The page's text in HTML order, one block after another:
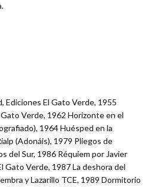
Ediciones El Gato Verde, 1955
Verde, 1962 Horizonte en el
1964 Huésped en la
(Adonáis), 1979 Pliegos de
del Sur, 1986 Réquiem por Javier
Gato Verde, 1987 La deshora del
y Lazarillo TCE, 1989 Dormitorio